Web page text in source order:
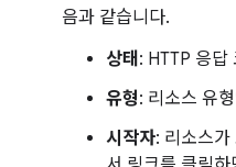
음과 같습니다.
상태 : HTTP 응답
유형: 리소스 유
시작자: 리소스가